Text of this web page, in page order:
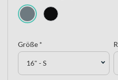
Größe *
16" - S